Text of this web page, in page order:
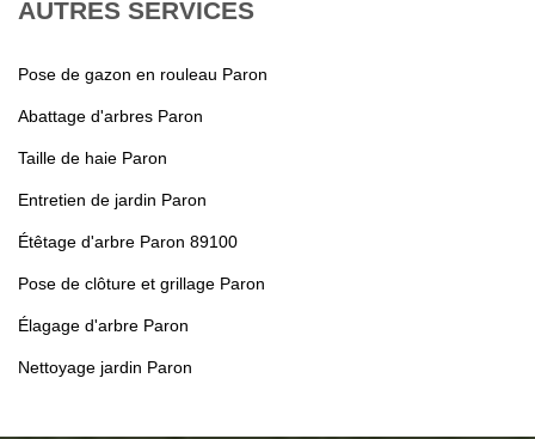
AUTRES SERVICES
Pose de gazon en rouleau Paron
Abattage d'arbres Paron
Taille de haie Paron
Entretien de jardin Paron
Étêtage d'arbre Paron 89100
Pose de clôture et grillage Paron
Élagage d'arbre Paron
Nettoyage jardin Paron